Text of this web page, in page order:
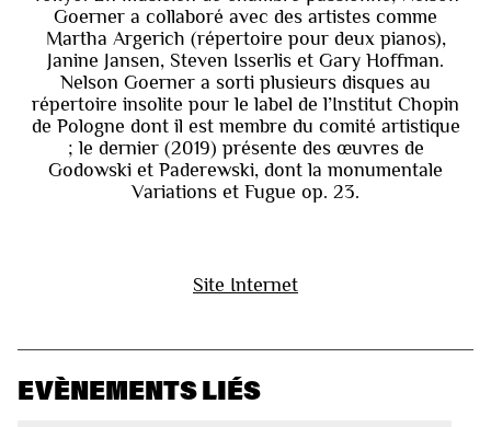
Goerner a collaboré avec des artistes comme
Martha Argerich (répertoire pour deux pianos),
Janine Jansen, Steven Isserlis et Gary Hoffman.
Nelson Goerner a sorti plusieurs disques au
répertoire insolite pour le label de l’Institut Chopin
de Pologne dont il est membre du comité artistique
; le dernier (2019) présente des œuvres de
Godowski et Paderewski, dont la monumentale
Variations et Fugue op. 23.
Site Internet
EVÈNEMENTS LIÉS